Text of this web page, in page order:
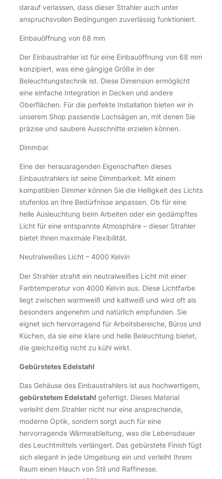
darauf verlassen, dass dieser Strahler auch unter
anspruchsvollen Bedingungen zuverlässig funktioniert.
Einbauöffnung von 68 mm
Der Einbaustrahler ist für eine Einbauöffnung von 68 mm
konzipiert, was eine gängige Größe in der
Beleuchtungstechnik ist. Diese Dimension ermöglicht
eine einfache Integration in Decken und andere
Oberflächen. Für die perfekte Installation bieten wir in
unserem Shop passende Lochsägen an, mit denen Sie
präzise und saubere Ausschnitte erzielen können.
Dimmbar
Eine der herausragenden Eigenschaften dieses
Einbaustrahlers ist seine Dimmbarkeit. Mit einem
kompatiblen Dimmer können Sie die Helligkeit des Lichts
stufenlos an Ihre Bedürfnisse anpassen. Ob für eine
helle Ausleuchtung beim Arbeiten oder ein gedämpftes
Licht für eine entspannte Atmosphäre – dieser Strahler
bietet Ihnen maximale Flexibilität.
Neutralweißes Licht – 4000 Kelvin
Der Strahler strahlt ein neutralweißes Licht mit einer
Farbtemperatur von 4000 Kelvin aus. Diese Lichtfarbe
liegt zwischen warmweiß und kaltweiß und wird oft als
besonders angenehm und natürlich empfunden. Sie
eignet sich hervorragend für Arbeitsbereiche, Büros und
Küchen, da sie eine klare und helle Beleuchtung bietet,
die gleichzeitig nicht zu kühl wirkt.
Gebürstetes Edelstahl
Das Gehäuse des Einbaustrahlers ist aus hochwertigem,
gebürstetem Edelstahl gefertigt. Dieses Material
verleiht dem Strahler nicht nur eine ansprechende,
moderne Optik, sondern sorgt auch für eine
hervorragende Wärmeableitung, was die Lebensdauer
des Leuchtmittels verlängert. Das gebürstete Finish fügt
sich elegant in jede Umgebung ein und verleiht Ihrem
Raum einen Hauch von Stil und Raffinesse.